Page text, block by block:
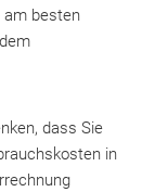
am besten
dass Sie
in